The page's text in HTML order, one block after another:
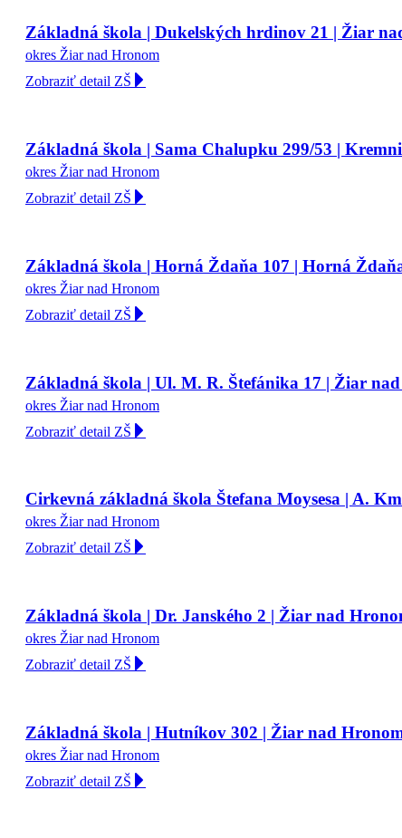
Základná škola | Dukelských hrdinov 21 | Žiar
okres Žiar nad Hronom
Zobraziť detail ZŠ
Základná škola | Sama Chalupku 299/53 |
okres Žiar nad Hronom
Zobraziť detail ZŠ
Základná škola | Horná Ždaňa 107 | Horná
okres Žiar nad Hronom
Zobraziť detail ZŠ
Základná škola | Ul. M. R. Štefánika 17 | Žiar
okres Žiar nad Hronom
Zobraziť detail ZŠ
Cirkevná základná škola Štefana Moysesa | A.
okres Žiar nad Hronom
Zobraziť detail ZŠ
Základná škola | Dr. Janského 2 | Žiar nad
okres Žiar nad Hronom
Zobraziť detail ZŠ
Základná škola | Hutníkov 302 | Žiar nad
okres Žiar nad Hronom
Zobraziť detail ZŠ